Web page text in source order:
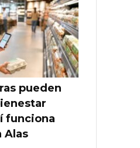
pueden
funciona
Alas